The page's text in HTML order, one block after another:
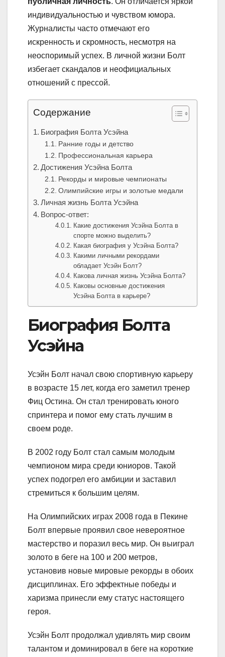
индивидуальностью и чувством юмора.
Журналисты часто отмечают его
искренность и скромность, несмотря на
неоспоримый успех. В личной жизни Болт
избегает скандалов и неофициальных
отношений с прессой.
Содержание
Биография Болта Усэйна
Ранние годы и детство
Профессиональная карьера
Достижения Усэйна Болта
Рекорды и мировые чемпионаты
Олимпийские игры и золотые медали
Личная жизнь Болта Усэйна
Вопрос-ответ:
Какие достижения Усэйна Болта в
спорте можно выделить?
Какая биография у Усэйна Болта?
Какими личными рекордами
обладает Усэйн Болт?
Какова личная жизнь Усэйна Болта?
Каковы основные достижения
Усэйна Болта в карьере?
Биография Болта
Усэйна
Усэйн Болт начал свою спортивную карьеру
в возрасте 15 лет, когда его заметил тренер
Фиц Остина. Он стал тренировать юного
спринтера и помог ему стать лучшим в
своем роде.
В 2002 году Болт стал самым молодым
чемпионом мира среди юниоров. Такой
успех подогрел его амбиции и заставил
стремиться к большим целям.
На Олимпийских играх 2008 года в Пекине
Болт впервые проявил свое невероятное
мастерство и поразил весь мир. Он выиграл
золото в беге на 100 и 200 метров,
установив новые мировые рекорды в обоих
дисциплинах. Его эффектные победы и
харизма принесли ему статус настоящего
героя.
Усэйн Болт продолжал удивлять мир своим
талантом и доминировал в беге на короткие